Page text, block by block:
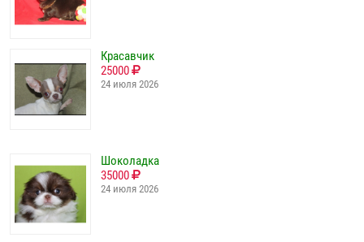
Красавчик
25000
24 июля 2026
Шоколадка
35000
24 июля 2026